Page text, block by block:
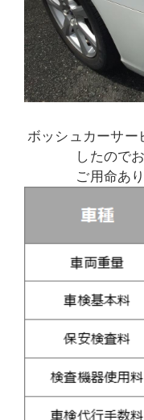
ボッシュカーサー
したので
ご用命あ